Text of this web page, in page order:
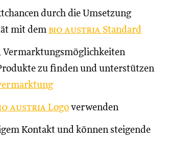
durch die Umsetzung
mit dem bio austria Standard
Vermarktungsmöglichkeiten
zu finden und unterstützen
austria Logo verwenden
Kontakt und können steigende